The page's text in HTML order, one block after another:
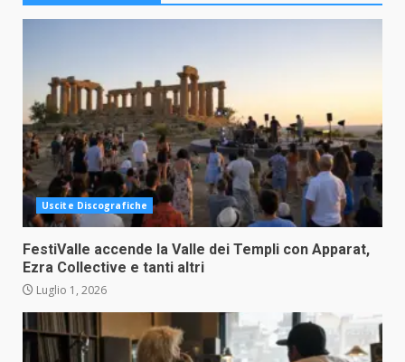
Uscite Discografiche
FestiValle accende la Valle dei Templi con Apparat,
Ezra Collective e tanti altri
Luglio 1, 2026